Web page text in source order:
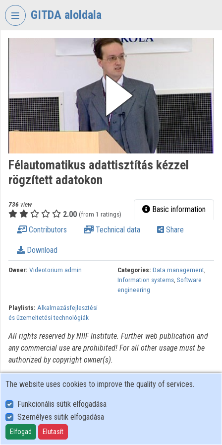
Skip header
GITDA aloldala
TECHNOLOGY
DEVELOPMENT
AGENCY
Organization discovery
Categories
Félautomatikus adattisztítás kézzel
rögzített adatokon
736 view
2.00 (from 1 ratings) Basic information
Contributors Technical data Share
Download
Owner: Videotorium admin Categories: Data management,
Information systems, Software
engineering
Playlists: Alkalmazásfejlesztési
és üzemeltetési technológiák
All rights reserved by NIIF Institute. Further web publication and
any commercial use are prohibited! For all other usage must be
authorized by copyright owner(s).
User Policy
Adatkezelési tájékoztató (en)
Cookie Policy
The website uses cookies to improve the quality of services.
Funkcionális sütik elfogadása
Személyes sütik elfogadása
Elfogad Elutasít